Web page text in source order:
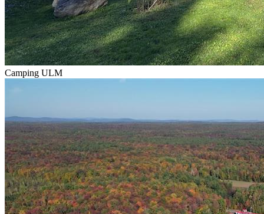
Camping ULM